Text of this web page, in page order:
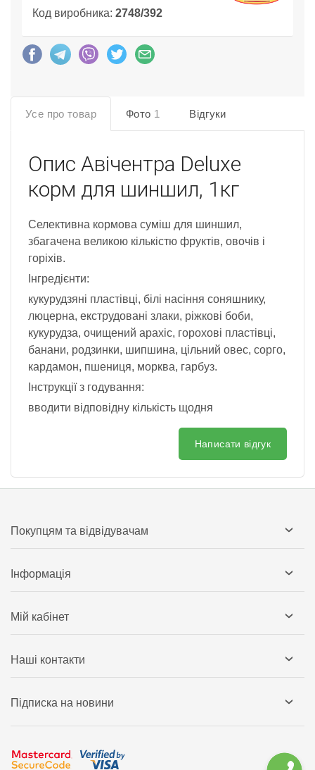
Код виробника: 2748/392
Усе про товар Фото 1 Відгуки
Опис Авічентра Deluxe
корм для шиншил, 1кг
Селективна кормова суміш для шиншил,
збагачена великою кількістю фруктів, овочів і
горіхів.
Інгредієнти:
кукурудзяні пластівці, білі насіння соняшнику,
люцерна, екструдовані злаки, ріжкові боби,
кукурудза, очищений арахіс, горохові пластівці,
банани, родзинки, шипшина, цільний овес, сорго,
кардамон, пшениця, морква, гарбуз.
Інструкції з годування:
вводити відповідну кількість щодня
Написати відгук
Покупцям та відвідувачам
Інформація
Мій кабінет
Наші контакти
Підписка на новини